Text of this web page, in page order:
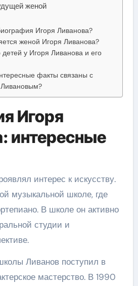
женой
Игоря Ливанова?
женой Игоря Ливанова?
детей у Игоря Ливанова и его
факты связаны с
Игоря
интересные
интерес к искусству.
музыкальной школе, где
В школе он активно
студии и
Ливанов поступил в
мастерство. В 1990